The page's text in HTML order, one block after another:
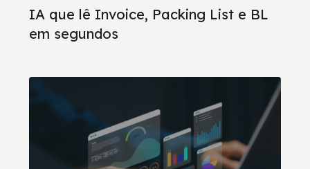
IA que lê Invoice, Packing List e BL
em segundos